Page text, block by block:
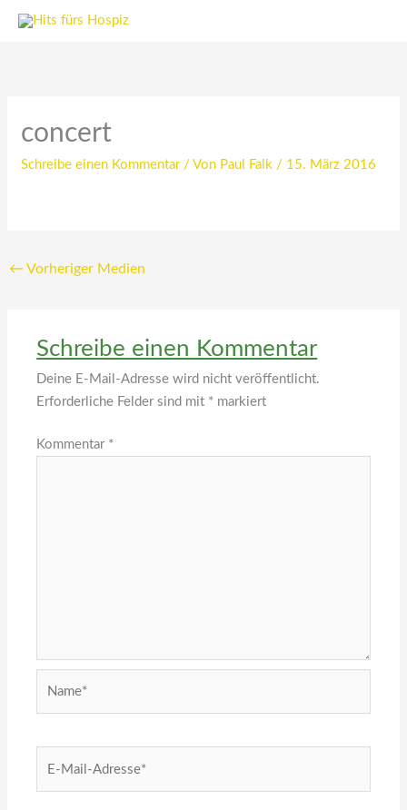
Zum
concert
Schreibe einen Kommentar / Von Paul Falk / 15. März 2016
← Vorheriger Medien
Schreibe einen Kommentar
Deine E-Mail-Adresse wird nicht veröffentlicht.
Erforderliche Felder sind mit * markiert
Kommentar *